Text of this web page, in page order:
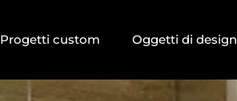
Progetti custom Oggetti di design